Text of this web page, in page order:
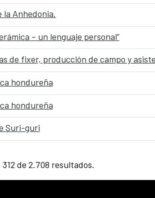
la Anhedonia.
– un lenguaje personal”
de fixer, producción de campo y
hondureña
hondureña
Suri-guri
de 2.708 resultados.